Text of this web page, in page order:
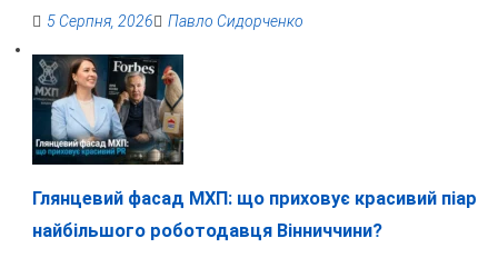
5 Серпня, 2026 Павло Сидорченко
Глянцевий фасад МХП: що приховує красивий піар
найбільшого роботодавця Вінниччини?